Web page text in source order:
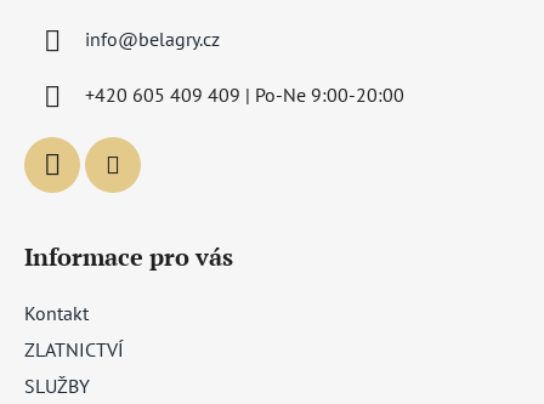
info@belagry.cz
+420 605 409 409 | Po-Ne 9:00-20:00
Informace pro vás
Kontakt
ZLATNICTVÍ
SLUŽBY